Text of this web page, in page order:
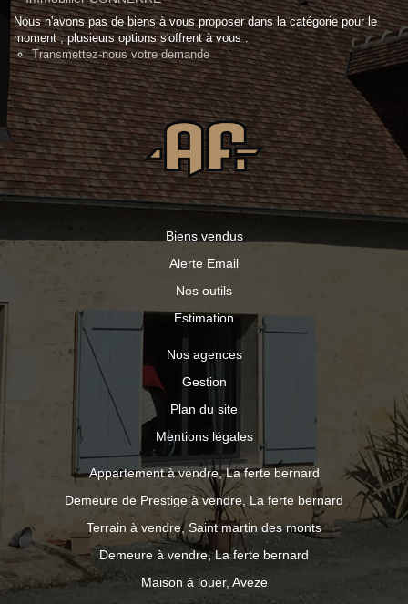
Nous n'avons pas de biens à vous proposer dans la catégorie pour le
moment , plusieurs options s'offrent à vous :
Transmettez-nous votre demande
Biens vendus
Alerte Email
Nos outils
Estimation
Nos agences
Gestion
Plan du site
Mentions légales
Appartement à vendre, La ferte bernard
Demeure de Prestige à vendre, La ferte bernard
Terrain à vendre, Saint martin des monts
Demeure à vendre, La ferte bernard
Maison à louer, Aveze